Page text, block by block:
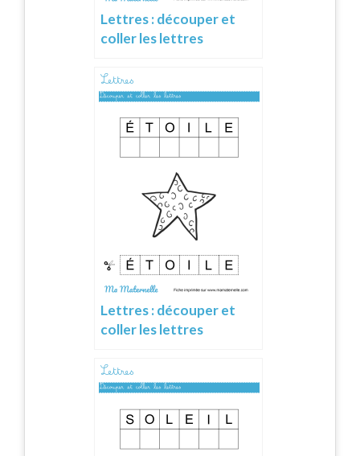
Lettres : découper et
coller les lettres
Lettres : découper et
coller les lettres